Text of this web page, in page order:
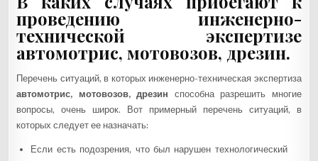
проведению инженерно-
технической экспертизе
автомотрис, мотовозов, дрезин.
Перечень ситуаций, в которых инженерно-техническая экспертиза
автомотрис, мотовозов, дрезин способна разрешить многие
вопросы, очень широк. Вот примерный перечень ситуаций, в
которых следует ее назначать:
Если есть подозрения, что был нарушен технологический